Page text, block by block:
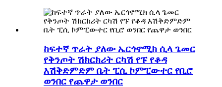
ከፍተኛ ጥራት ያለው ኤርጎኖሚክ ሲላ ጌመር
የቅንጦት ሽክርክሪት ርካሽ የፑ የቆዳ
እሽቅድምድም ቤት ፒሲ ኮምፒውተር የቢሮ
ወንበር የጨዋታ ወንበር